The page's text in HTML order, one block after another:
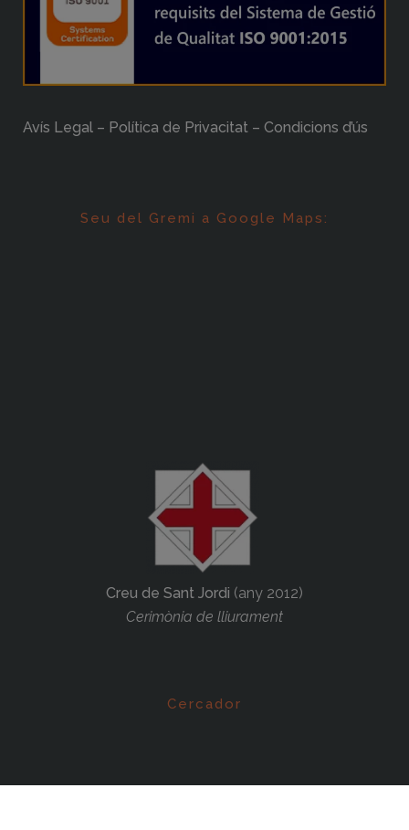
Avís Legal – Política de Privacitat – Condicions d’ús
Seu del Gremi a Google Maps:
Creu de Sant Jordi (any 2012)
Cerimònia de lliurament
Cercador